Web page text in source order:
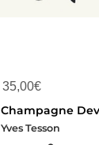
35,00€
Yves Tesson